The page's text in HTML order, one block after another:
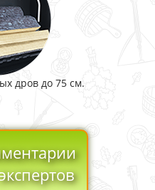
дров до 75 см.